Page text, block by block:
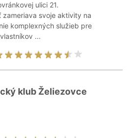
ulici 21.
zameriava svoje aktivity na
komplexných služieb pre
...
klub Želiezovce